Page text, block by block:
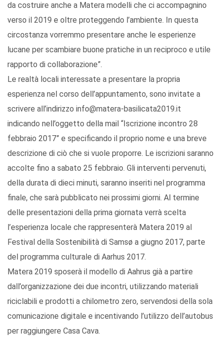
da costruire anche a Matera modelli che ci accompagnino
verso il 2019 e oltre proteggendo l’ambiente. In questa
circostanza vorremmo presentare anche le esperienze
lucane per scambiare buone pratiche in un reciproco e utile
rapporto di collaborazione”.
Le realtà locali interessate a presentare la propria
esperienza nel corso dell’appuntamento, sono invitate a
scrivere all’indirizzo info@matera-basilicata2019.it
indicando nell’oggetto della mail “Iscrizione incontro 28
febbraio 2017” e specificando il proprio nome e una breve
descrizione di ciò che si vuole proporre. Le iscrizioni saranno
accolte fino a sabato 25 febbraio. Gli interventi pervenuti,
della durata di dieci minuti, saranno inseriti nel programma
finale, che sarà pubblicato nei prossimi giorni. Al termine
delle presentazioni della prima giornata verrà scelta
l’esperienza locale che rappresenterà Matera 2019 al
Festival della Sostenibilità di Samsø a giugno 2017, parte
del programma culturale di Aarhus 2017.
Matera 2019 sposerà il modello di Aahrus già a partire
dall’organizzazione dei due incontri, utilizzando materiali
riciclabili e prodotti a chilometro zero, servendosi della sola
comunicazione digitale e incentivando l’utilizzo dell’autobus
per raggiungere Casa Cava.